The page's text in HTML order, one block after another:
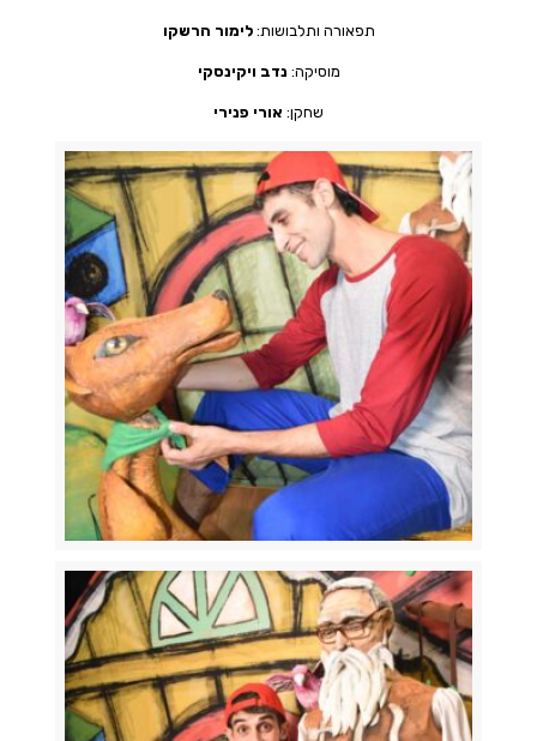
תפאורה ותלבושות:לימור הרשקו
מוסיקה: נדב ויקינסקי
שחקן: אורי פנירי